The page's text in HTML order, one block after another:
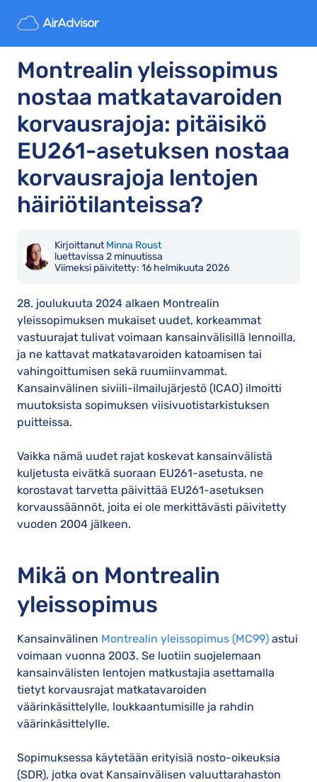
Montrealin yleissopimus
nostaa matkatavaroiden
korvausrajoja: pitäisikö
EU261-asetuksen nostaa
korvausrajoja lentojen
häiriötilanteissa?
KirjoittanutMinna Roust
luettavissa 2 minuutissa
Viimeksi päivitetty: 16 helmikuuta 2026
28. joulukuuta 2024 alkaen Montrealin
yleissopimuksen mukaiset uudet, korkeammat
vastuurajat tulivat voimaan kansainvälisillä lennoilla,
ja ne kattavat matkatavaroiden katoamisen tai
vahingoittumisen sekä ruumiinvammat.
Kansainvälinen siviili-ilmailujärjestö (ICAO) ilmoitti
muutoksista sopimuksen viisivuotistarkistuksen
puitteissa.
Vaikka nämä uudet rajat koskevat kansainvälistä
kuljetusta eivätkä suoraan EU261-asetusta, ne
korostavat tarvetta päivittää EU261-asetuksen
korvaussäännöt, joita ei ole merkittävästi päivitetty
vuoden 2004 jälkeen.
Mikä on Montrealin
yleissopimus
Kansainvälinen Montrealin yleissopimus (MC99) astui
voimaan vuonna 2003. Se luotiin suojelemaan
kansainvälisten lentojen matkustajia asettamalla
tietyt korvausrajat matkatavaroiden
väärinkäsittelylle, loukkaantumisille ja rahdin
väärinkäsittelylle.
Sopimuksessa käytetään erityisiä nosto-oikeuksia
(SDR), jotka ovat Kansainvälisen valuuttarahaston